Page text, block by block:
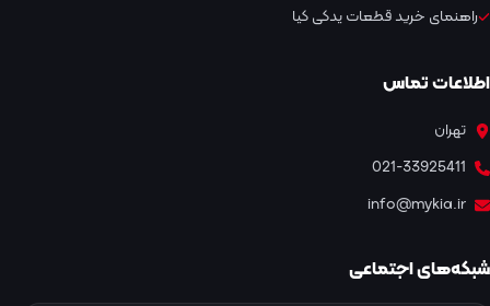
راهنمای خرید قطعات یدکی کیا
اطلاعات تماس
تهران
021-33925411
info@mykia.ir
شبکه‌های اجتماعی